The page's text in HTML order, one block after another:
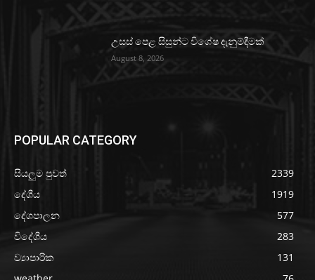
උසස් පෙළ සිසුන්ට විශේෂ දැනුම්දීමක්
August 8, 2026
POPULAR CATEGORY
සියලුම පුවත්
2339
දේශීය
1919
දේශපාලන
577
විදේශීය
283
ව්‍යාපාරික
131